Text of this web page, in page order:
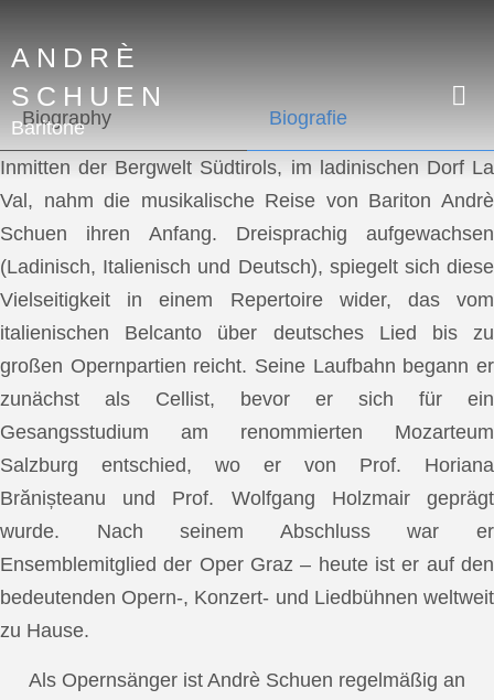
ANDRÈ
SCHUEN
Baritone
Biography Biografie
Inmitten der Bergwelt Südtirols, im ladinischen Dorf La
Val, nahm die musikalische Reise von Bariton Andrè
Schuen ihren Anfang. Dreisprachig aufgewachsen
(Ladinisch, Italienisch und Deutsch), spiegelt sich diese
Vielseitigkeit in einem Repertoire wider, das vom
italienischen Belcanto über deutsches Lied bis zu
großen Opernpartien reicht. Seine Laufbahn begann er
zunächst als Cellist, bevor er sich für ein
Gesangsstudium am renommierten Mozarteum
Salzburg entschied, wo er von Prof. Horiana
Brănișteanu und Prof. Wolfgang Holzmair geprägt
wurde. Nach seinem Abschluss war er
Ensemblemitglied der Oper Graz – heute ist er auf den
bedeutenden Opern-, Konzert- und Liedbühnen weltweit
zu Hause.
Als Opernsänger ist Andrè Schuen regelmäßig an